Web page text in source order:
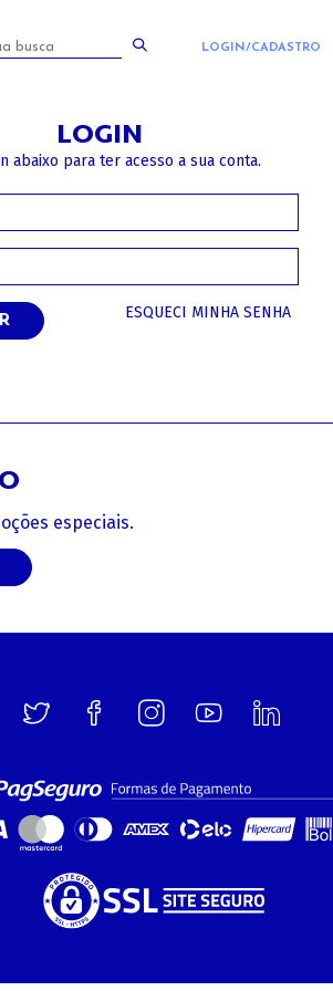
LOGIN/CADASTRO
LOGIN
abaixo para ter acesso a sua conta.
ESQUECI MINHA SENHA
especiais.